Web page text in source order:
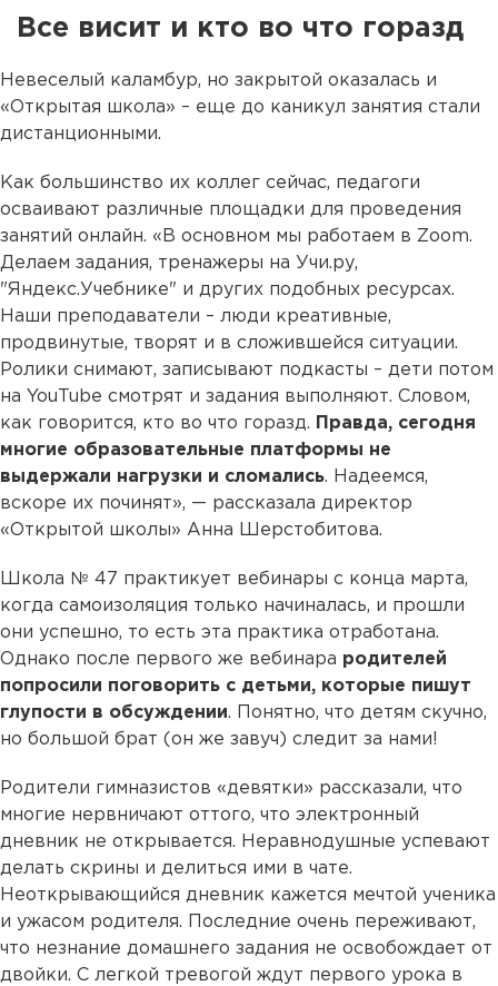
Все висит и кто во что горазд
Невеселый каламбур, но закрытой оказалась и
«Открытая школа» – еще до каникул занятия стали
дистанционными.
Как большинство их коллег сейчас, педагоги
осваивают различные площадки для проведения
занятий онлайн. «В основном мы работаем в Zoom.
Делаем задания, тренажеры на Учи.ру,
"Яндекс.Учебнике" и других подобных ресурсах.
Наши преподаватели – люди креативные,
продвинутые, творят и в сложившейся ситуации.
Ролики снимают, записывают подкасты – дети потом
на YouTube смотрят и задания выполняют. Словом,
как говорится, кто во что горазд.
Правда, сегодня
многие образовательные платформы не
выдержали нагрузки и сломались. Надеемся,
вскоре их починят», — рассказала директор
«Открытой школы» Анна Шерстобитова.
Школа № 47 практикует вебинары с конца марта,
когда самоизоляция только начиналась, и прошли
они успешно, то есть эта практика отработана.
Однако после первого же вебинара родителей
попросили поговорить с детьми, которые пишут
глупости в обсуждении. Понятно, что детям скучно,
но большой брат (он же завуч) следит за нами!
Родители гимназистов «девятки» рассказали, что
многие нервничают оттого, что электронный
дневник не открывается. Неравнодушные успевают
делать скрины и делиться ими в чате.
Неоткрывающийся дневник кажется мечтой ученика
и ужасом родителя. Последние очень переживают,
что незнание домашнего задания не освобождает от
двойки. С легкой тревогой ждут первого урока в